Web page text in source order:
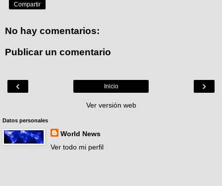
Compartir
No hay comentarios:
Publicar un comentario
‹ ›
Inicio
Ver versión web
Datos personales
World News
Ver todo mi perfil